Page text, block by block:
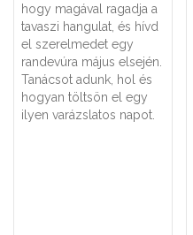
hogy magával ragadja a
tavaszi hangulat, és hívd
el szerelmedet egy
randevúra május elsején.
Tanácsot adunk, hol és
hogyan töltsön el egy
ilyen varázslatos napot.